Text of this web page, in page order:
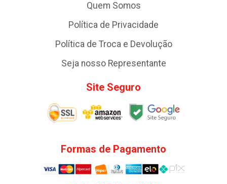
Quem Somos
Política de Privacidade
Política de Troca e Devolução
Seja nosso Representante
Site Seguro
Formas de Pagamento